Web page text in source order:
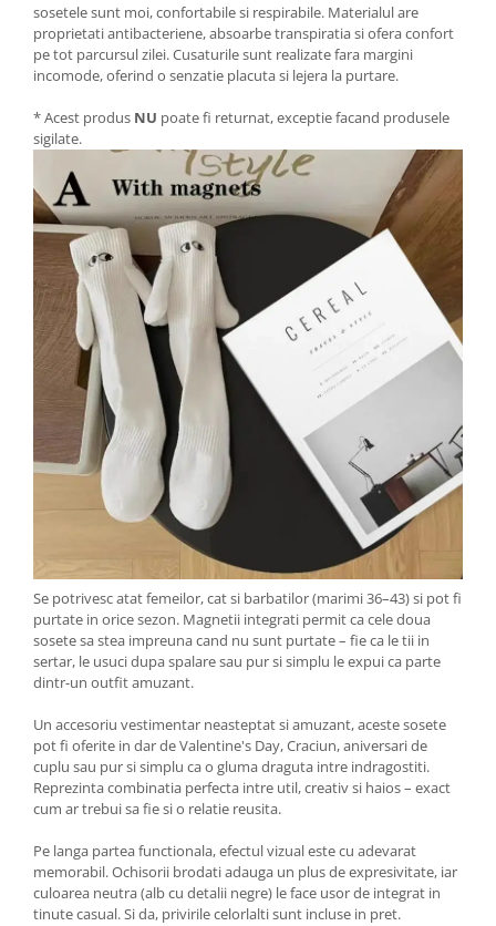
sosetele sunt moi, confortabile si respirabile. Materialul are
proprietati antibacteriene, absoarbe transpiratia si ofera confort
pe tot parcursul zilei. Cusaturile sunt realizate fara margini
incomode, oferind o senzatie placuta si lejera la purtare.
* Acest produs NU poate fi returnat, exceptie facand produsele
sigilate.
Se potrivesc atat femeilor, cat si barbatilor (marimi 36–43) si pot fi
purtate in orice sezon. Magnetii integrati permit ca cele doua
sosete sa stea impreuna cand nu sunt purtate – fie ca le tii in
sertar, le usuci dupa spalare sau pur si simplu le expui ca parte
dintr-un outfit amuzant.
Un accesoriu vestimentar neasteptat si amuzant, aceste sosete
pot fi oferite in dar de Valentine's Day, Craciun, aniversari de
cuplu sau pur si simplu ca o gluma draguta intre indragostiti.
Reprezinta combinatia perfecta intre util, creativ si haios – exact
cum ar trebui sa fie si o relatie reusita.
Pe langa partea functionala, efectul vizual este cu adevarat
memorabil. Ochisorii brodati adauga un plus de expresivitate, iar
culoarea neutra (alb cu detalii negre) le face usor de integrat in
tinute casual. Si da, privirile celorlalti sunt incluse in pret.